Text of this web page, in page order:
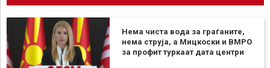
Нема чиста вода за граѓаните,
нема струја, а Мицкоски и ВМРО
за профит туркаат дата центри